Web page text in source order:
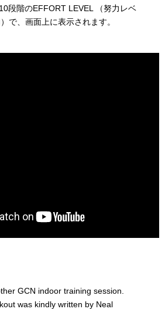
段階のEFFORT LEVEL （努力レベ
で、画面上に表示されます。
GCN indoor training session.
was kindly written by Neal